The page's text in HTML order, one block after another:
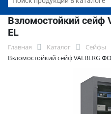
Взломостойкий сейф
EL
Главная Каталог Сейфы
Взломостойкий сейф VALBERG